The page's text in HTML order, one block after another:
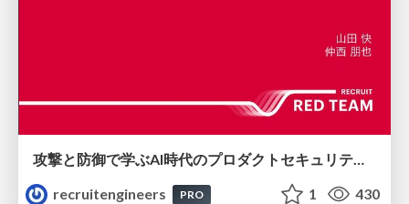
攻撃と防御で学ぶAI時代のプロダクトセキュリティ演習
recruitengineers
PRO 1 430